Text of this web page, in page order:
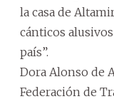
la casa de
cánticos
país”.
Dora Alonso de
Federación de